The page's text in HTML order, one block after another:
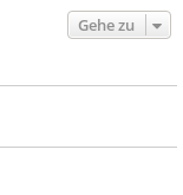
Gehe zu